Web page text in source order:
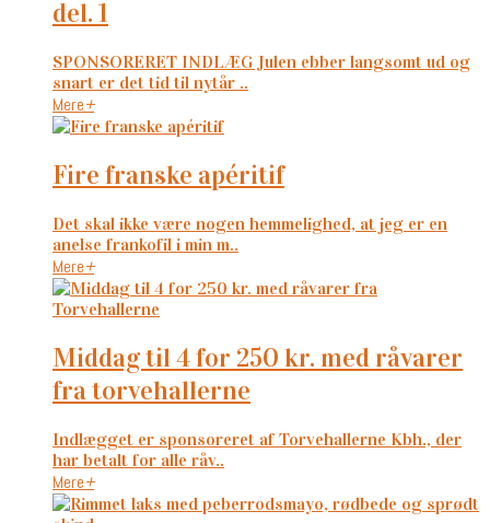
del. 1
SPONSORERET INDLÆG Julen ebber langsomt ud og
snart er det tid til nytår ..
Mere+
fire franske apéritif
Det skal ikke være nogen hemmelighed, at jeg er en
anelse frankofil i min m..
Mere+
middag til 4 for 250 kr. med råvarer
fra torvehallerne
Indlægget er sponsoreret af Torvehallerne Kbh., der
har betalt for alle råv..
Mere+